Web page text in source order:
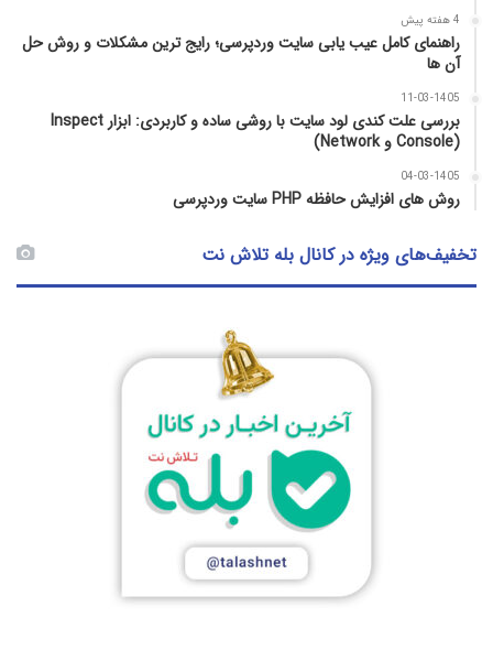
4 هفته پیش
راهنمای کامل عیب‌ یابی سایت وردپرسی؛ رایج‌ ترین مشکلات و روش حل
آن‌ ها
11-03-1405
بررسی علت کندی لود سایت با روشی ساده و کاربردی: ابزار Inspect
(Console و Network)
04-03-1405
روش‌ های افزایش حافظه PHP سایت وردپرسی
تخفیف‌های ویژه در کانال بله تلاش نت